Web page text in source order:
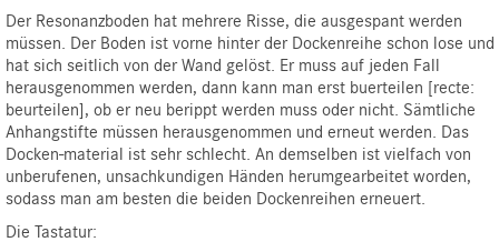
Der Resonanzboden hat mehrere Risse, die ausgespant werden
müssen. Der Boden ist vorne hinter der Dockenreihe schon lose und
hat sich seitlich von der Wand gelöst. Er muss auf jeden Fall
herausgenommen werden, dann kann man erst buerteilen [recte:
beurteilen], ob er neu berippt werden muss oder nicht. Sämtliche
Anhangstifte müssen herausgenommen und erneut werden. Das
Docken-material ist sehr schlecht. An demselben ist vielfach von
unberufenen, unsachkundigen Händen herumgearbeitet worden,
sodass man am besten die beiden Dockenreihen erneuert.
Die Tastatur: